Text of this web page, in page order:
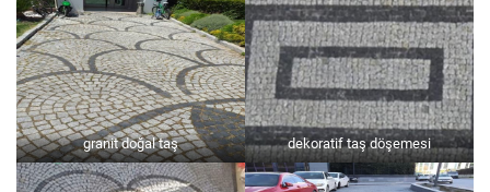
granit doğal taş dekoratif taş döşemesi